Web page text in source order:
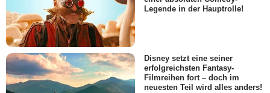
Legende in der Hauptrolle!
Disney setzt eine seiner
erfolgreichsten Fantasy-
Filmreihen fort – doch im
neuesten Teil wird alles anders!